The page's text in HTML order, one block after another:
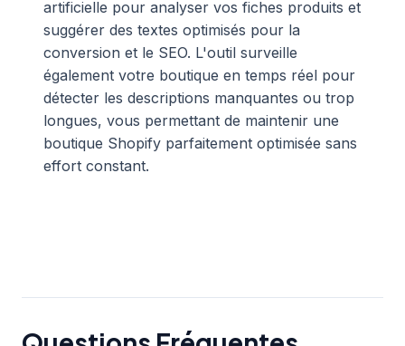
artificielle pour analyser vos fiches produits et
suggérer des textes optimisés pour la
conversion et le SEO. L'outil surveille
également votre boutique en temps réel pour
détecter les descriptions manquantes ou trop
longues, vous permettant de maintenir une
boutique Shopify parfaitement optimisée sans
effort constant.